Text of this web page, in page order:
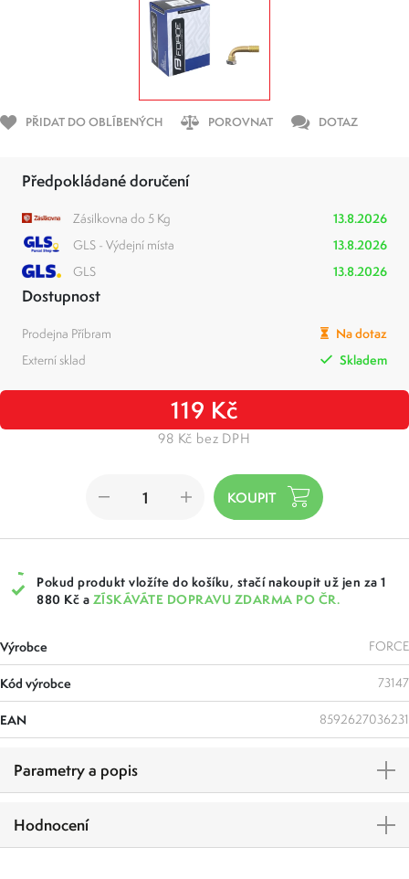
PŘIDAT DO OBLÍBENÝCH POROVNAT DOTAZ
Předpokládané doručení
Zásilkovna do 5 Kg
13.8.2026
GLS - Výdejní místa
13.8.2026
GLS
13.8.2026
Dostupnost
Prodejna Příbram
Na dotaz
Externí sklad
Skladem
119 Kč
98 Kč bez DPH
Pokud produkt vložíte do košíku, stačí nakoupit už jen za 1
880 Kč a ZÍSKÁVÁTE DOPRAVU ZDARMA PO ČR.
Výrobce FORCE
Kód výrobce 73147
EAN 8592627036231
Parametry a popis
Hodnocení